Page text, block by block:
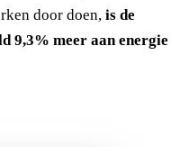
door doen, is de
9,3% meer aan energie